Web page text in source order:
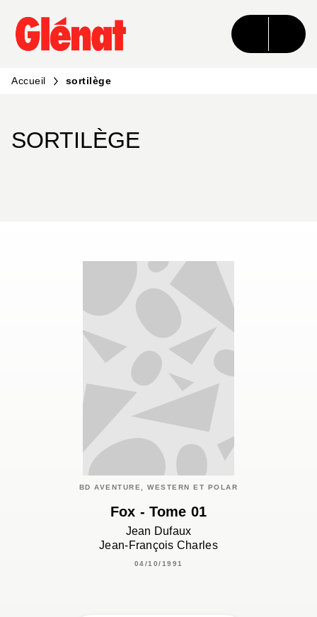
MENU RECHERCHE CONTENU
PIED DE PAGE
Accueil sortilège
SORTILÈGE
BD AVENTURE, WESTERN ET POLAR
Fox - Tome 01
Jean Dufaux
Jean-François Charles
04/10/1991